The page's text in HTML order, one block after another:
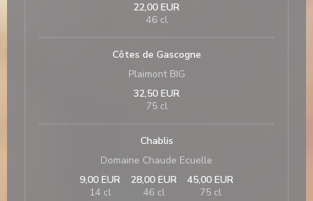
22,00 EUR
46 cl
Côtes de Gascogne
Plaimont BIG
32,50 EUR
75 cl
Chablis
Domaine Chaude Ecuelle
9,00 EUR
14 cl
28,00 EUR
46 cl
45,00 EUR
75 cl